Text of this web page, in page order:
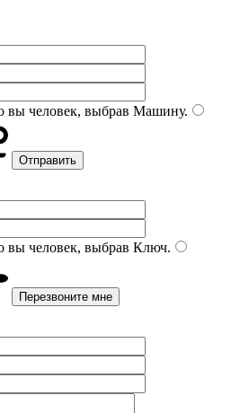
вы человек, выбрав Машину.
вы человек, выбрав Ключ.